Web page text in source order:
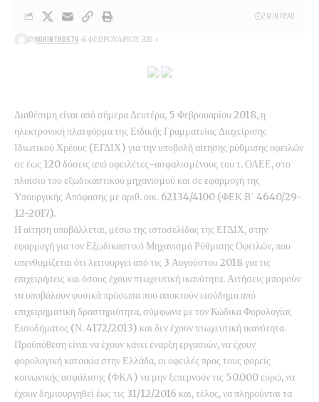
BYKORINTHOSTV 6 ΦΕΒΡΟΥΑΡΊΟΥ 2018
2 MIN READ
Διαθέσιμη είναι από σήμερα Δευτέρα, 5 Φεβρουαρίου 2018, η
ηλεκτρονική πλατφόρμα της Ειδικής Γραμματείας Διαχείρισης
Ιδιωτικού Χρέους (ΕΓΔΙΧ) για την υποβολή αίτησης ρύθμισης οφειλών
σε έως 120 δόσεις από οφειλέτες-ασφαλισμένους του τ. ΟΑΕΕ, στο
πλαίσιο του εξωδικαστικού μηχανισμού και σε εφαρμογή της
Υπουργικής Απόφασης με αριθ. οικ. 62134/4100 (ΦΕΚ Β΄ 4640/29-
12-2017).
Η αίτηση υποβάλλεται, μέσω της ιστοσελίδας της ΕΓΔΙΧ, στην
εφαρμογή για τον Εξωδικαστικό Μηχανισμό Ρύθμισης Οφειλών, που
υπενθυμίζεται ότι λειτουργεί από τις 3 Αυγούστου 2018 για τις
επιχειρήσεις και όσους έχουν πτωχευτική ικανότητα. Αιτήσεις μπορούν
να υποβάλουν φυσικά πρόσωπα που αποκτούν εισόδημα από
επιχειρηματική δραστηριότητα, σύμφωνα με τον Κώδικα Φορολογίας
Εισοδήματος (Ν. 4172/2013) και δεν έχουν πτωχευτική ικανότητα.
Προϋπόθεση είναι να έχουν κάνει έναρξη εργασιών, να έχουν
φορολογική κατοικία στην Ελλάδα, οι οφειλές προς τους φορείς
κοινωνικής ασφάλισης (ΦΚΑ) να μην ξεπερνούν τις 50.000 ευρώ, να
έχουν δημιουργηθεί έως τις 31/12/2016 και, τέλος, να πληρούνται τα